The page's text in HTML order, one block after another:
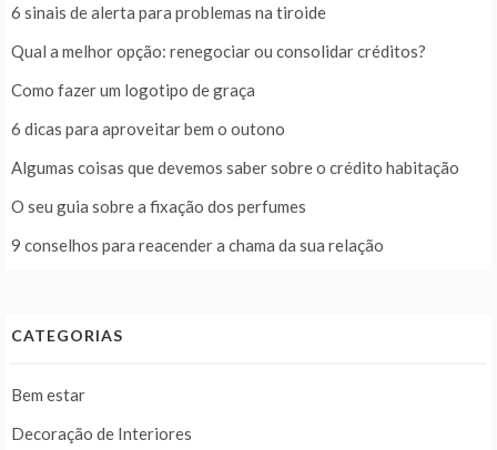
6 sinais de alerta para problemas na tiroide
Qual a melhor opção: renegociar ou consolidar créditos?
Como fazer um logotipo de graça
6 dicas para aproveitar bem o outono
Algumas coisas que devemos saber sobre o crédito habitação
O seu guia sobre a fixação dos perfumes
9 conselhos para reacender a chama da sua relação
CATEGORIAS
Bem estar
Decoração de Interiores